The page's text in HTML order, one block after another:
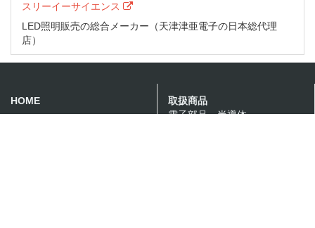
スリーイーサイエンス
LED照明販売の総合メーカー（天津津亜電子の日本総代理
店）
HOME
取扱商品
電子部品・半導体